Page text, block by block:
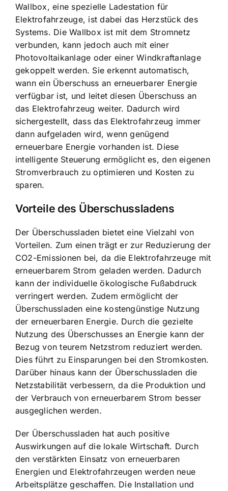
Wallbox, eine spezielle Ladestation für
Elektrofahrzeuge, ist dabei das Herzstück des
Systems. Die Wallbox ist mit dem Stromnetz
verbunden, kann jedoch auch mit einer
Photovoltaikanlage oder einer Windkraftanlage
gekoppelt werden. Sie erkennt automatisch,
wann ein Überschuss an erneuerbarer Energie
verfügbar ist, und leitet diesen Überschuss an
das Elektrofahrzeug weiter. Dadurch wird
sichergestellt, dass das Elektrofahrzeug immer
dann aufgeladen wird, wenn genügend
erneuerbare Energie vorhanden ist. Diese
intelligente Steuerung ermöglicht es, den eigenen
Stromverbrauch zu optimieren und Kosten zu
sparen.
Vorteile des Überschussladens
Der Überschussladen bietet eine Vielzahl von
Vorteilen. Zum einen trägt er zur Reduzierung der
CO2-Emissionen bei, da die Elektrofahrzeuge mit
erneuerbarem Strom geladen werden. Dadurch
kann der individuelle ökologische Fußabdruck
verringert werden. Zudem ermöglicht der
Überschussladen eine kostengünstige Nutzung
der erneuerbaren Energie. Durch die gezielte
Nutzung des Überschusses an Energie kann der
Bezug von teurem Netzstrom reduziert werden.
Dies führt zu Einsparungen bei den Stromkosten.
Darüber hinaus kann der Überschussladen die
Netzstabilität verbessern, da die Produktion und
der Verbrauch von erneuerbarem Strom besser
ausgeglichen werden.
Der Überschussladen hat auch positive
Auswirkungen auf die lokale Wirtschaft. Durch
den verstärkten Einsatz von erneuerbaren
Energien und Elektrofahrzeugen werden neue
Arbeitsplätze geschaffen. Die Installation und